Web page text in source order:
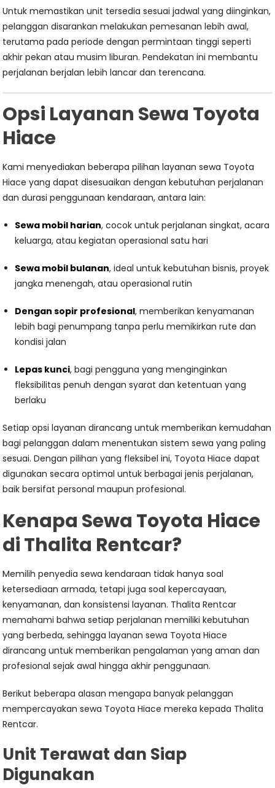
Untuk memastikan unit tersedia sesuai jadwal yang diinginkan,
pelanggan disarankan melakukan pemesanan lebih awal,
terutama pada periode dengan permintaan tinggi seperti
akhir pekan atau musim liburan. Pendekatan ini membantu
perjalanan berjalan lebih lancar dan terencana.
Opsi Layanan Sewa Toyota
Hiace
Kami menyediakan beberapa pilihan layanan sewa Toyota
Hiace yang dapat disesuaikan dengan kebutuhan perjalanan
dan durasi penggunaan kendaraan, antara lain:
Sewa mobil harian, cocok untuk perjalanan singkat, acara
keluarga, atau kegiatan operasional satu hari
Sewa mobil bulanan, ideal untuk kebutuhan bisnis, proyek
jangka menengah, atau operasional rutin
Dengan sopir profesional, memberikan kenyamanan
lebih bagi penumpang tanpa perlu memikirkan rute dan
kondisi jalan
Lepas kunci, bagi pengguna yang menginginkan
fleksibilitas penuh dengan syarat dan ketentuan yang
berlaku
Setiap opsi layanan dirancang untuk memberikan kemudahan
bagi pelanggan dalam menentukan sistem sewa yang paling
sesuai. Dengan pilihan yang fleksibel ini, Toyota Hiace dapat
digunakan secara optimal untuk berbagai jenis perjalanan,
baik bersifat personal maupun profesional.
Kenapa Sewa Toyota Hiace
di Thalita Rentcar?
Memilih penyedia sewa kendaraan tidak hanya soal
ketersediaan armada, tetapi juga soal kepercayaan,
kenyamanan, dan konsistensi layanan. Thalita Rentcar
memahami bahwa setiap perjalanan memiliki kebutuhan
yang berbeda, sehingga layanan sewa Toyota Hiace
dirancang untuk memberikan pengalaman yang aman dan
profesional sejak awal hingga akhir penggunaan.
Berikut beberapa alasan mengapa banyak pelanggan
mempercayakan sewa Toyota Hiace mereka kepada Thalita
Rentcar.
Unit Terawat dan Siap
Digunakan